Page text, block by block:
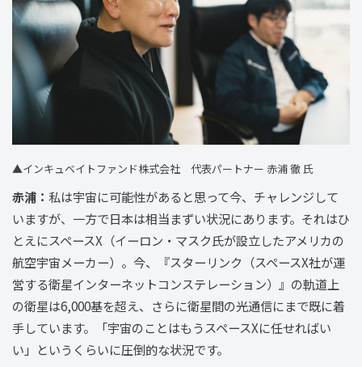
▲インキュベイトファンド株式会社 代表パートナー 赤浦 徹 氏
赤浦： 私は宇宙に可能性があると思って今、チャレンジして
いますが、一方で日本は相当まずい状況にあります。それはひ
とえにスペースX（イーロン・マスク氏が設立したアメリカの
航空宇宙メーカー）。今、『スターリンク（スペースX社が運
営する衛星インターネットコンステレーション）』の軌道上
の衛星は6,000基を超え、さらに衛星間の光通信にまで既に着
手しています。「宇宙のことはもうスペースXに任せればい
い」というくらいに圧倒的な状況です。